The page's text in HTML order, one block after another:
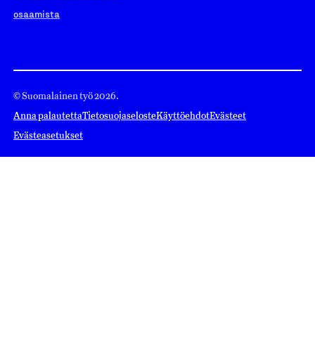
osaamista
© Suomalainen työ 2026.
Anna palautettaTietosuojaselosteKäyttöehdotEvästeet
Evästeasetukset